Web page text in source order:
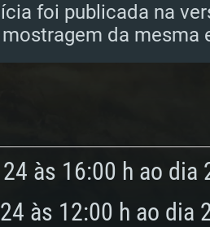
foi publicada na
da mesma
às 16:00 h ao dia
às 12:00 h ao dia